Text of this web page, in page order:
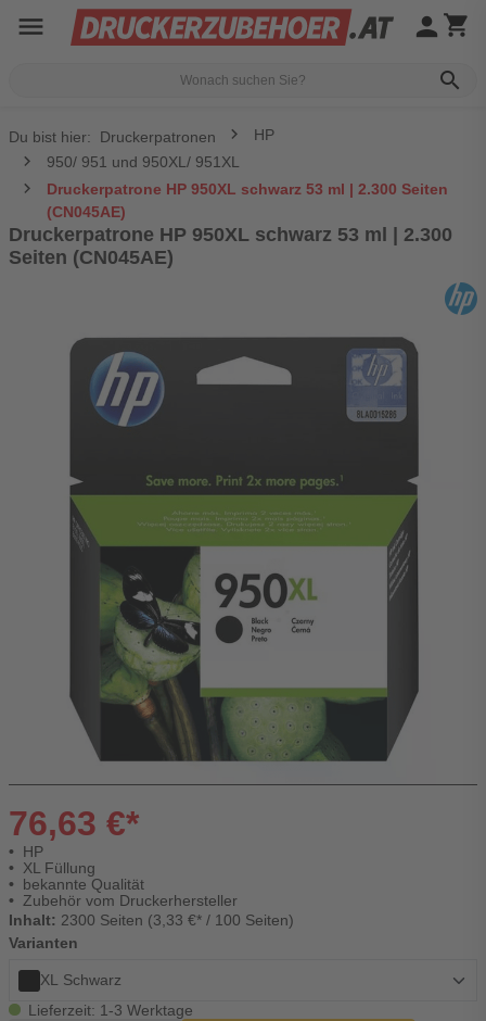
menu
search
person shopping_cart
Du bist hier: Druckerpatronen
HP
950/ 951 und 950XL/ 951XL
Druckerpatrone HP 950XL schwarz 53 ml | 2.300 Seiten
(CN045AE)
Druckerpatrone HP 950XL schwarz 53 ml | 2.300
Seiten (CN045AE)
76,63 €*
HP
XL Füllung
bekannte Qualität
Zubehör vom Druckerhersteller
Inhalt: 2300 Seiten (3,33 €* / 100 Seiten)
Varianten
XL Schwarz
Lieferzeit: 1-3 Werktage